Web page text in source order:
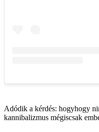
Adódik a kérdés: hogyhogy
kannibalizmus mégiscsak